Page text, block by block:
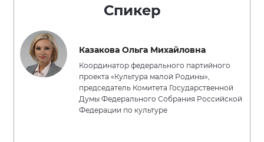
Спикер
Казакова Ольга Михайловна
Координатор федерального партийного
проекта «Культура малой Родины»,
председатель Комитета Государственной
Думы Федерального Собрания Российской
Федерации по культуре